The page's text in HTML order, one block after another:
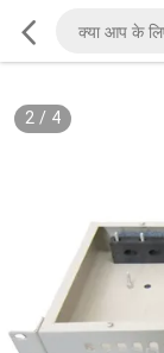
2/ 4